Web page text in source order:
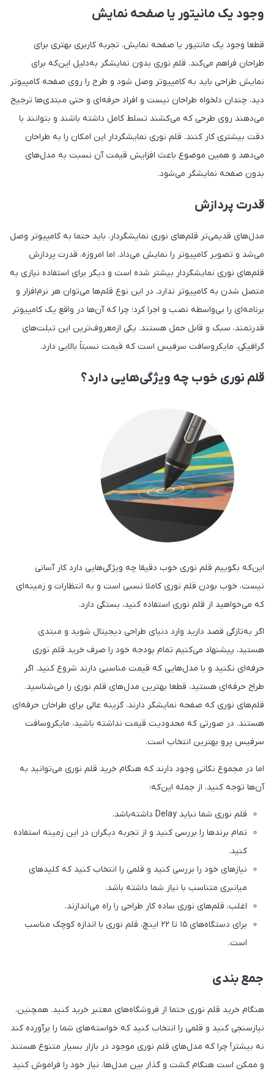
وجود یک مانیتور یا صفحه نمایش
قطعا وجود یک مانتیور یا صفحه نمایش، تجربه کاربری بهتری برای
طراحان فراهم می‌کند. قلم نوری بدون نمایشگر به‌دلیل این‌که برای
نمایش طراحی باید به کامپیوتر وصل شود و طرح را روی صفحه کامپیوتر
دید، چندان دلخواه طراحان نیست و افراد حرفه‌ای و حتی مبتدی‌ها ترجیح
می‌دهند روی طرحی که می‌کشند تسلط کامل داشته باشند و بتوانند با
دقت بیشتری کار کنند. قلم نوری نمایشگردار این امکان را به طراحان
می‌دهد و همین موضوع باعث افزایش قیمت آن نسبت به مدل‌های
بدون صفحه نمایشگر می‌شود.
قدرت پردازش
مدل‌های قدیمی‌تر قلم‌های نوری نمایشگردار، باید حتما به کامپیوتر وصل
می‌شد و تصویر کامپیوتر را نمایش می‌داد. اما امروزه، قدرت پردازش
قلم‌های نوری نمایشگردار بیشتر شده است و دیگر برای استفاده نیازی به
متصل شدن به کامپیوتر ندارد. در این نوع قلم‌ها می‌توان هر نرم‌افزار و
برنامه‌ای را بی‌واسطه نصب و اجرا کرد؛ چرا که آن‌ها در واقع یک کامپیوتر
قدرتمند، سبک و قابل حمل هستند. یکی از‌معروف‌ترین این تبلت‌های
گرافیکی، مایکروسافت سرفیس است که قیمت نسبتاً بالایی دارد.
قلم نوری خوب چه ویژگی‌هایی دارد؟
این‌که بگوییم قلم نوری خوب دقیقا چه ویژگی‌هایی دارد کار آسانی
نیست، خوب بودن قلم نوری کاملا نسبی است و به انتظارات و زمینه‌ای
که می‌خواهید از قلم نوری استفاده کنید، بستگی دارد.
اگر به‌تازگی قصد دارید وارد دنیای طراحی دیجیتال شوید و مبتدی
هستید، پیشنهاد می‌کنیم تمام بودجه خود را صرف خرید قلم نوری
حرفه‌ای نکنید و با مدل‌هایی که قیمت مناسبی دارند شروع کنید‌. اگر
طراح حرفه‌ای هستید، قطعا بهترین مدل‌های قلم نوری را می‌شناسید‌.
قلم‌های نوری که صفحه نمایشگر دارند، گزینه عالی برای طراحان حرفه‌ای
هستند. در صورتی که محدودیت قیمت نداشته باشید، مایکروسافت
سرفیس پرو بهترین انتخاب است.
اما در مجموع نکاتی وجود دارند که هنگام خرید قلم نوری می‌توانید به
آن‌ها توجه کنید. از جمله این‌که:
قلم نوری شما نباید Delay داشته‌باشد‌.
تمام برندها را بررسی کنید و از تجربه دیگران در این زمینه استفاده
کنید.
نیازهای خود را بررسی کنید و قلمی را انتخاب کنید که کلیدهای
میانبری متناسب با نیاز شما داشته‌ باشد.
اغلب، قلم‌های نوری ساده کار طراحی را راه می‌اندازند.
برای دستگاه‌های ۱۵ تا ۲۲ اینچ، قلم نوری با اندازه کوچک مناسب
است.
جمع بندی
هنگام خرید قلم نوری حتما از فروشگاه‌های معتبر خرید کنید. همچنین،
نیازسنجی کنید و قلمی را انتخاب کنید که خواسته‌های شما را برآورده کند
نه بیشتر! چرا که مدل‌های قلم‌ نوری موجود در بازار بسیار متنوع هستند
و ممکن است هنگام گشت و گذار بین مدل‌ها، نیاز خود را فراموش‌ کنید